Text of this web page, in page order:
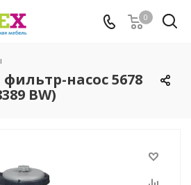
0
насос 5678
BW)